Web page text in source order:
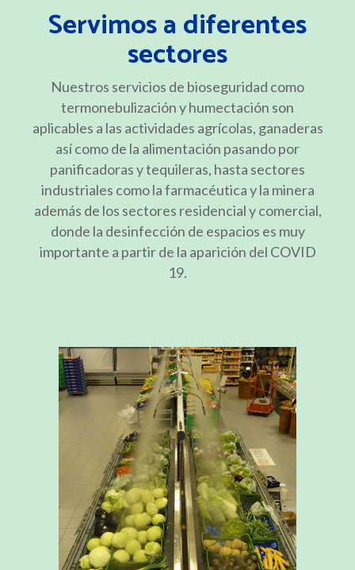
Servimos a diferentes
sectores
Nuestros servicios de bioseguridad como
termonebulización y humectación son
aplicables a las actividades agrícolas, ganaderas
así como de la alimentación pasando por
panificadoras y tequileras, hasta sectores
industriales como la farmacéutica y la minera
además de los sectores residencial y comercial,
donde la desinfección de espacios es muy
importante a partir de la aparición del COVID
19.